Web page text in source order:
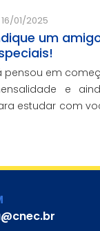
aqui
em
16/01/2025
um
pensou em
e
estudar com